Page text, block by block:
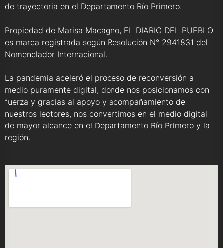
de trayectoria en el Departamento Río Primero.
Propiedad de Marisa Macagno, EL DIARIO DEL PUEBLO
es marca registrada según Resolución N° 2941831 del
Nomenclador Internacional.
La pandemia aceleró el proceso de reconversión a
medio puramente digital, donde nos posicionamos con
fuerza y gracias al apoyo y acompañamiento de
nuestros lectores, nos convertimos en el medio digital
de mayor alcance en el Departamento Río Primero y la
región.